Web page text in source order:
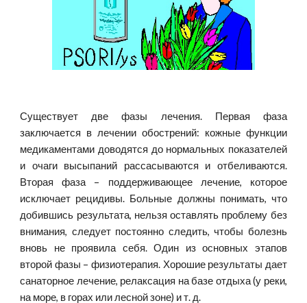
Существует две фазы лечения. Первая фаза
заключается в лечении обострений: кожные функции
медикаментами доводятся до нормальных показателей
и очаги высыпаний рассасываются и отбеливаются.
Вторая фаза – поддерживающее лечение, которое
исключает рецидивы. Больные должны понимать, что
добившись результата, нельзя оставлять проблему без
внимания, следует постоянно следить, чтобы болезнь
вновь не проявила себя. Один из основных этапов
второй фазы – физиотерапия. Хорошие результаты дает
санаторное лечение, релаксация на базе отдыха (у реки,
на море, в горах или лесной зоне) и т. д.